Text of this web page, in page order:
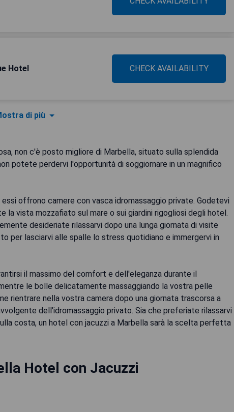
Hotel CHECK AVAILABILITY
di più
non c'è posto migliore di Marbella, situato sulla splendida
potete perdervi l'opportunità di soggiornare in un magnifico
offrono camere con vasca idromassaggio private. Godetevi
vista mozzafiato sul mare o sui giardini rigogliosi degli hotel.
desideriate rilassarvi dopo una lunga giornata di visite
per lasciarvi alle spalle lo stress quotidiano e immergervi in
il massimo del comfort e dell'eleganza durante il
le bolle delicatamente massaggiando la vostra pelle
rientrare nella vostra camera dopo una giornata trascorsa a
dell'idromassaggio privato. Sia che preferiate rilassarvi
costa, un hotel con jacuzzi a Marbella sarà la scelta perfetta
Hotel con Jacuzzi